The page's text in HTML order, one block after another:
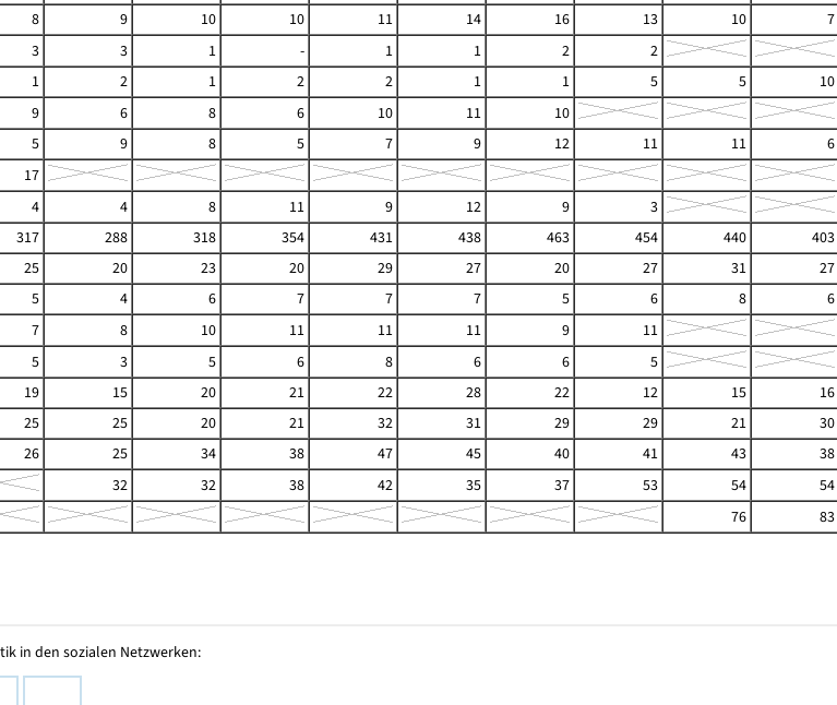
8 9 10 10 11 14 16 13 10
7
3 3 1 - 1 1 2
2
1 2 1 2 2 1 1 5 5
10
9 6 8 6 10 11
10
5 9 8 5 7 9 12 11 11
6
17
4 4 8 11 9 12 9
3
317 288 318 354 431 438 463 454 440
403
25 20 23 20 29 27 20 27 31
27
5 4 6 7 7 7 5 6 8
6
7 8 10 11 11 11 9
11
5 3 5 6 8 6 6
5
19 15 20 21 22 28 22 12 15
16
25 25 20 21 32 31 29 29 21
30
26 25 34 38 47 45 40 41 43
38
32 32 38 42 35 37 53 54
54
76 83
in den sozialen Netzwerken: